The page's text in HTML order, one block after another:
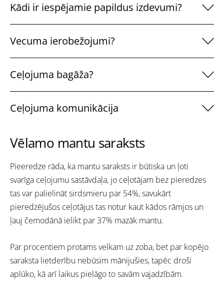
Kādi ir iespējamie papildus izdevumi?
Vecuma ierobežojumi?
Ceļojuma bagāža?
Ceļojuma komunikācija
Vēlamo mantu saraksts
Pieeredze rāda, ka mantu saraksts ir būtiska un ļoti
svarīga ceļojumu sastāvdaļa, jo ceļotājam bez pieredzes
tas var palielināt sirdsmieru par 54%, savukārt
pieredzējušos ceļotājus tas notur kaut kādos rāmjos un
ļauj čemodānā ielikt par 37% mazāk mantu.
Par procentiem protams velkam uz zoba, bet par kopējo
saraksta lietderību nebūsim mānijušies, tapēc droši
aplūko, kā arī laikus pielāgo to savām vajadzībām.